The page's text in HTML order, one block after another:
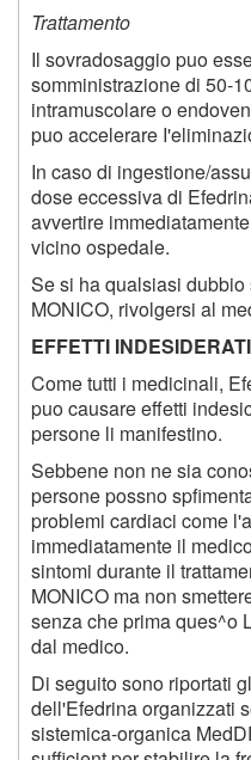
Trattamento
Il sovradosaggio puo
somministrazione di 50-
intramuscolare o
puo accelerare
In caso di ingestione/
dose eccessiva di
avvertire
vicino ospedale.
Se si ha qualsiasi
MONICO, rivolgersi al
EFFETTI INDESIDERATI
Come tutti i medicinali,
puo causare effetti
persone li manifestino.
Sebbene non ne sia
persone possno
problemi cardiaci come
immediatamente il
sintomi durante il
MONICO ma non
senza che prima ques^o
dal medico.
Di seguito sono riportati
dell'Efedrina organizzati
sistemica-organica